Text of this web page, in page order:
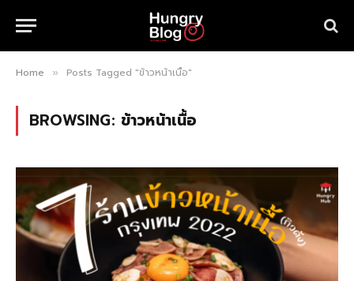
Home » Posts Tagged "ข้าวหน้าเนื้อ"
BROWSING: ข้าวหน้าเนื้อ